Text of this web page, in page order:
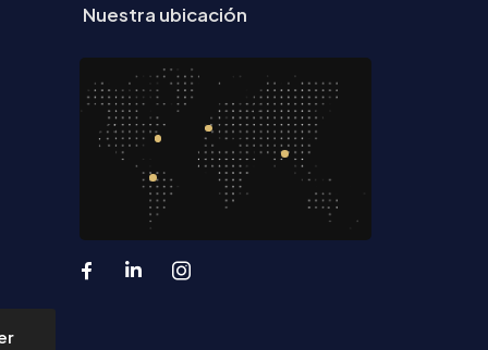
Nuestra ubicación